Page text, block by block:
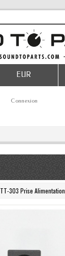
Connexion
EUR
TT-303 Prise Alimentation